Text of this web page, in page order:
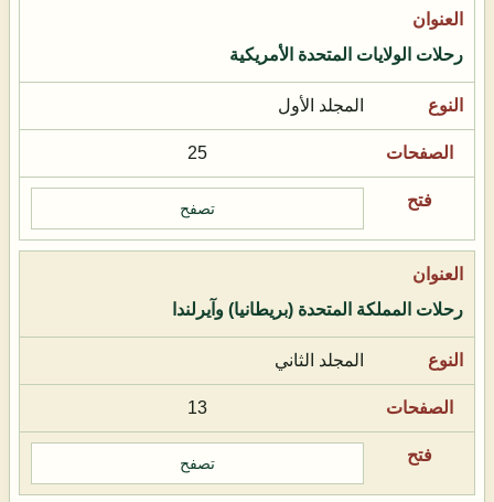
رحلات الولايات المتحدة الأمريكية
المجلد الأول
25
تصفح
رحلات المملكة المتحدة (بريطانيا) وآيرلندا
المجلد الثاني
13
تصفح